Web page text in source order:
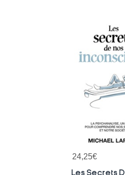
24,25€